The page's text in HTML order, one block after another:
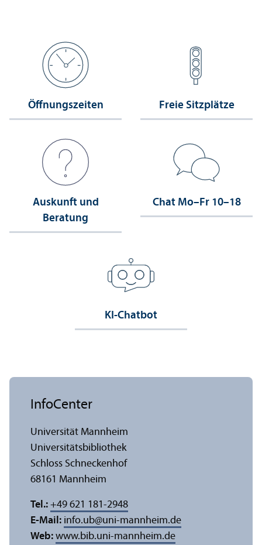
Öffnungs­zeiten Freie Sitzplätze
Auskunft und
Beratung
Chat Mo–Fr 10–18
KI-Chatbot
InfoCenter
Universität Mannheim
Universitäts­bibliothek
Schloss Schneckenhof
68161 Mannheim
Tel.: +49 621 181-2948
E-Mail: info.ub@uni-mannheim.de
Web: www.bib.uni-mannheim.de